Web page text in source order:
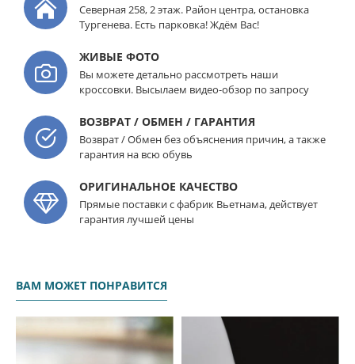
Северная 258, 2 этаж. Район центра, остановка
Тургенева. Есть парковка! Ждём Вас!
ЖИВЫЕ ФОТО
Вы можете детально рассмотреть наши
кроссовки. Высылаем видео-обзор по запросу
ВОЗВРАТ / ОБМЕН / ГАРАНТИЯ
Возврат / Обмен без объяснения причин, а также
гарантия на всю обувь
ОРИГИНАЛЬНОЕ КАЧЕСТВО
Прямые поставки с фабрик Вьетнама, действует
гарантия лучшей цены
ВАМ МОЖЕТ ПОНРАВИТСЯ